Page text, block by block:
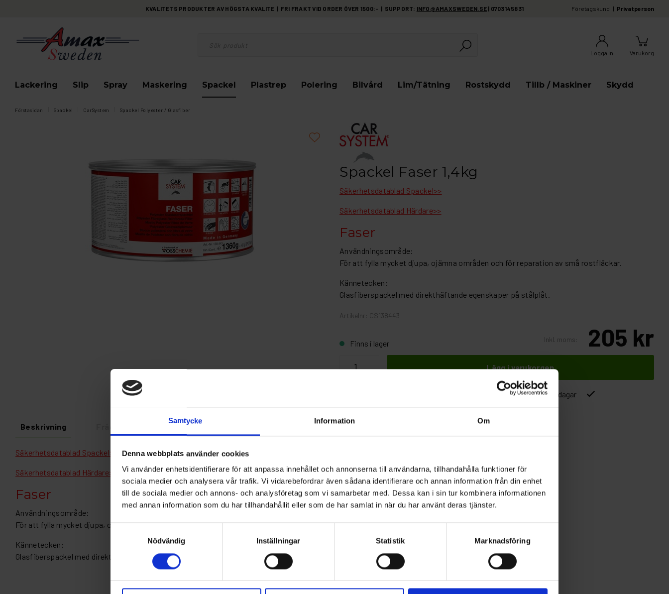
Samtycke Information Om
Denna webbplats använder cookies
Vi använder enhetsidentifierare för att anpassa innehållet och annonserna till användarna, tillhandahålla funktioner för
sociala medier och analysera vår trafik. Vi vidarebefordrar även sådana identifierare och annan information från din enhet
till de sociala medier och annons- och analysföretag som vi samarbetar med. Dessa kan i sin tur kombinera informationen
med annan information som du har tillhandahållit eller som de har samlat in när du har använt deras tjänster.
Samtyckesval
Nödvändig
Inställningar Statistik Marknadsföring
Företagskund Privatperson
KVALITETS PRODUKTER AV HÖGSTA KVALITE | FRI FRAKT VID ORDER ÖVER 1500:- | SUPPORT: INFO@AMAXSWEDEN.SE | 0703145831
Varukorg
Logga In
Lackering Slip Spray Maskering Spackel Plastrep Polering Bilvård Lim/Tätning Rostskydd Tillb / Maskiner Skydd
Förstasidan Spackel CarSystem Spackel Polyester / Glasfiber
Spackel Faser 1,4kg
Säkerhetsdatablad Spackel>>
Säkerhetsdatablad Härdare>>
Faser
Användningsområde:
För att fylla mycket djupa, ojämna områden och för reparation av små rostfläckar.
Kännetecken:
Glasfiberspackel med direkthäftande egenskaper på stålplåt.
Artikelnr: CS138443
Finns i lager Inkl. moms: 205 kr
Lägg i varukorgen
Leverans inom 1-5 dagar
Beskrivning Recensioner
Säkerhetsdatablad Spackel>>
Säkerhetsdatablad Härdare>>
Faser
Användningsområde:
För att fylla mycket djupa, ojämna områden och för reparation av små rostfläckar.
Kännetecken:
Glasfiberspackel med direkthäftande egenskaper på stålplåt.